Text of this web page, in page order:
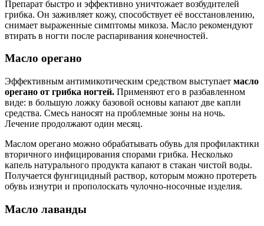
Препарат быстро и эффективно уничтожает возбудителей
грибка. Он заживляет кожу, способствует её восстановлению,
снимает выраженные симптомы микоза. Масло рекомендуют
втирать в ногти после распаривания конечностей.
Масло орегано
Эффективным антимикотическим средством выступает масло
орегано от грибка ногтей. Применяют его в разбавленном
виде: в большую ложку базовой основы капают две капли
средства. Смесь наносят на проблемные зоны на ночь.
Лечение продолжают один месяц.
Маслом орегано можно обрабатывать обувь для профилактики
вторичного инфицирования спорами грибка. Несколько
капель натурального продукта капают в стакан чистой воды.
Получается фунгицидный раствор, которым можно протереть
обувь изнутри и прополоскать чулочно-носочные изделия.
Масло лаванды